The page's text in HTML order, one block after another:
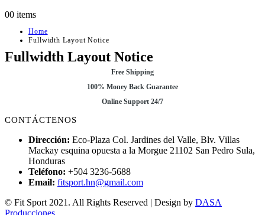
00 items
Home
Fullwidth Layout Notice
Fullwidth Layout Notice
Free Shipping
100% Money Back Guarantee
Online Support 24/7
CONTÁCTENOS
Dirección: Eco-Plaza Col. Jardines del Valle, Blv. Villas
Mackay esquina opuesta a la Morgue 21102 San Pedro Sula,
Honduras
Teléfono: +504 3236-5688
Email: fitsport.hn@gmail.com
© Fit Sport 2021. All Rights Reserved | Design by DASA